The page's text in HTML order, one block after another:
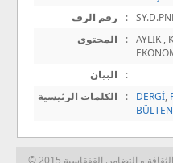
رقم الرف
:
المحتوى
: AYLIK ,
البيان
:
الكلمات الرئيسية
: DERGİ,
BÜLTEN